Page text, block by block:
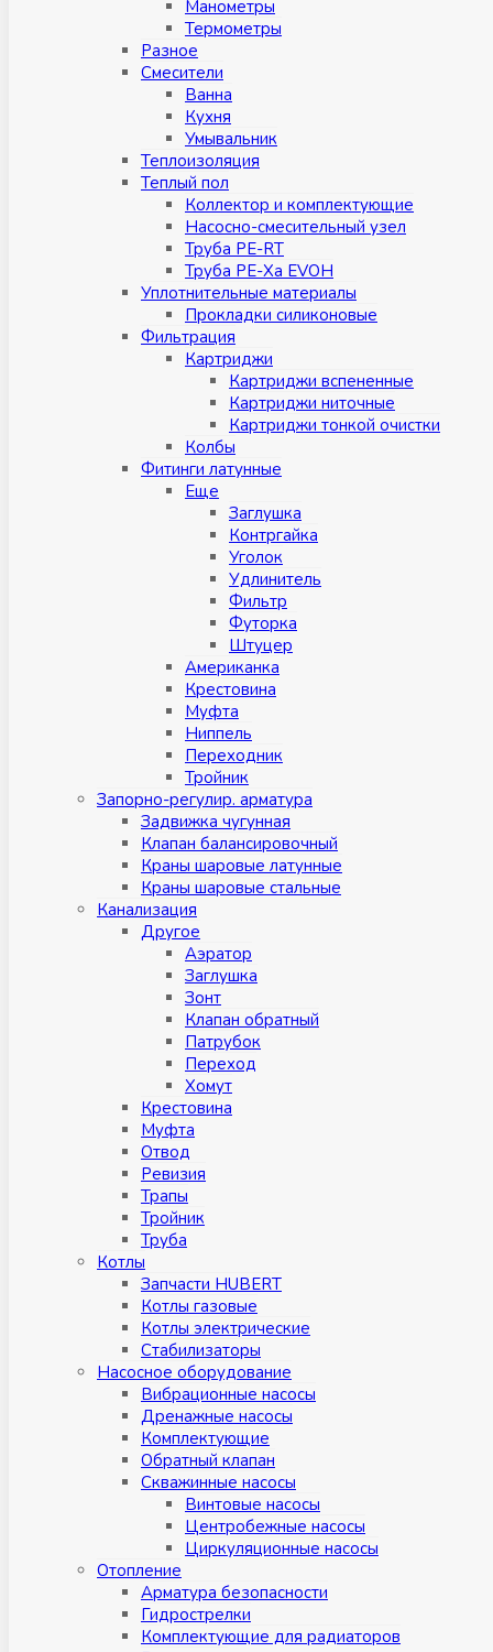
Манометры
Термометры
Разное
Смесители
Ванна
Кухня
Умывальник
Теплоизоляция
Теплый пол
Коллектор и комплектующие
Насосно-смесительный узел
Труба PE-RT
Труба PE-Xa EVOH
Уплотнительные материалы
Прокладки силиконовые
Фильтрация
Картриджи
Картриджи вспененные
Картриджи ниточные
Картриджи тонкой очистки
Колбы
Фитинги латунные
Eщe
Заглушка
Контргайка
Уголок
Удлинитель
Фильтр
Футорка
Штуцер
Американка
Крестовина
Муфта
Ниппель
Переходник
Тройник
Запорно-регулир. арматура
Задвижка чугунная
Клапан балансировочный
Краны шаровые латунные
Краны шаровые стальные
Канализация
Другое
Аэратор
Заглушкa
Зонт
Клапан обратный
Патрубок
Переход
Хомут
Крестовина
Муфтa
Отвод
Ревизия
Трапы
Тройник
Труба
Котлы
Запчасти HUBERT
Котлы газовые
Котлы электрические
Стабилизаторы
Насосное оборудование
Вибрационные насосы
Дренажные насосы
Комплектующие
Обратный клапан
Скважинные насосы
Винтовые насосы
Центробежные насосы
Циркуляционные насосы
Отопление
Арматура безопасности
Гидрострелки
Комплектующие для радиаторов